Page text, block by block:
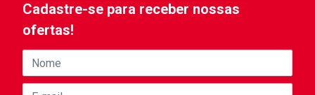
Cadastre-se para receber nossas
ofertas!